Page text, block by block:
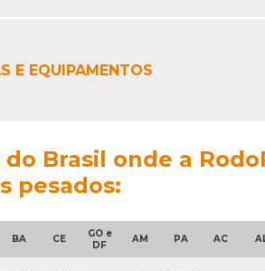
E EQUIPAMENTOS
Brasil onde a
pesados:
BA CE
GO e
DF
AM PA AC